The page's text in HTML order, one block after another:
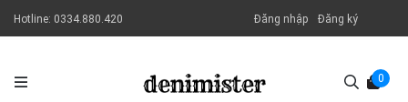
Hotline: 0334.880.420 Đăng nhập Đăng ký
0